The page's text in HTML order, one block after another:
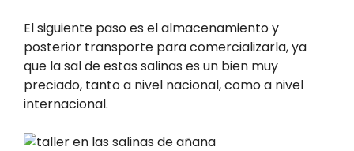
El siguiente paso es el almacenamiento y
posterior transporte para comercializarla, ya
que la sal de estas salinas es un bien muy
preciado, tanto a nivel nacional, como a nivel
internacional.